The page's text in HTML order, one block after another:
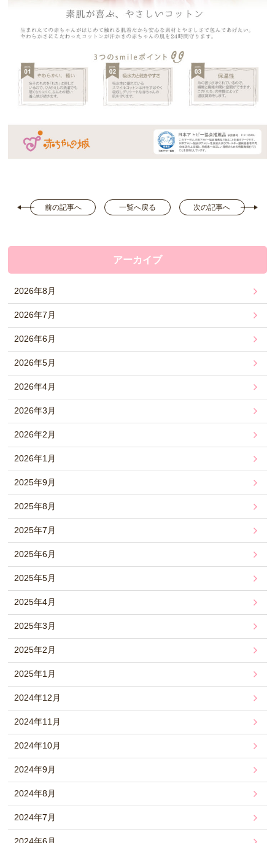
前の記事へ 一覧へ戻る 次の記事へ
アーカイブ
2026年8月
2026年7月
2026年6月
2026年5月
2026年4月
2026年3月
2026年2月
2026年1月
2025年9月
2025年8月
2025年7月
2025年6月
2025年5月
2025年4月
2025年3月
2025年2月
2025年1月
2024年12月
2024年11月
2024年10月
2024年9月
2024年8月
2024年7月